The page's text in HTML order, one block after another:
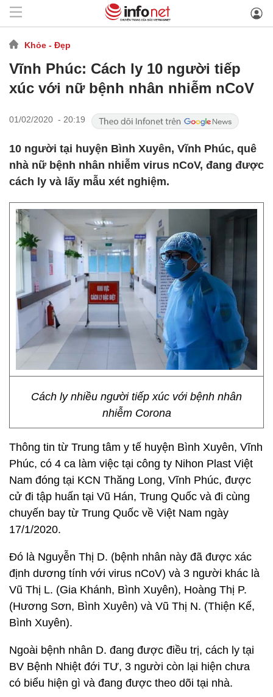
Khỏe - Đẹp
Vĩnh Phúc: Cách ly 10 người tiếp
xúc với nữ bệnh nhân nhiễm nCoV
01/02/2020 - 20:19
10 người tại huyện Bình Xuyên, Vĩnh Phúc, quê
nhà nữ bệnh nhân nhiễm virus nCoV, đang được
cách ly và lấy mẫu xét nghiệm.
Cách ly nhiều người tiếp xúc với bệnh nhân
nhiễm Corona
Thông tin từ Trung tâm y tế huyện Bình Xuyên, Vĩnh
Phúc, có 4 ca làm việc tại công ty Nihon Plast Việt
Nam đóng tại KCN Thăng Long, Vĩnh Phúc, được
cử đi tập huấn tại Vũ Hán, Trung Quốc và đi cùng
chuyến bay từ Trung Quốc về Việt Nam ngày
17/1/2020.
Đó là Nguyễn Thị D. (bệnh nhân này đã được xác
định dương tính với virus nCoV) và 3 người khác là
Vũ Thị L. (Gia Khánh, Bình Xuyên), Hoàng Thị P.
(Hương Sơn, Bình Xuyên) và Vũ Thị N. (Thiện Kế,
Bình Xuyên).
Ngoài bệnh nhân D. đang được điều trị, cách ly tại
BV Bệnh Nhiệt đới TƯ, 3 người còn lại hiện chưa
có biểu hiện gì và đang được theo dõi tại nhà.